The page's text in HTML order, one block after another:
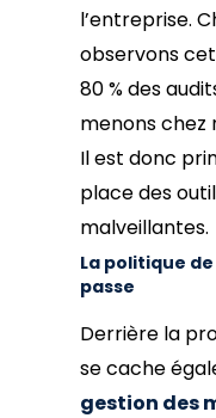
l’entreprise.
observons
80 % des
menons chez
Il est donc
place des
malveillantes.
La politique
passe
Derrière la
se cache
gestion des